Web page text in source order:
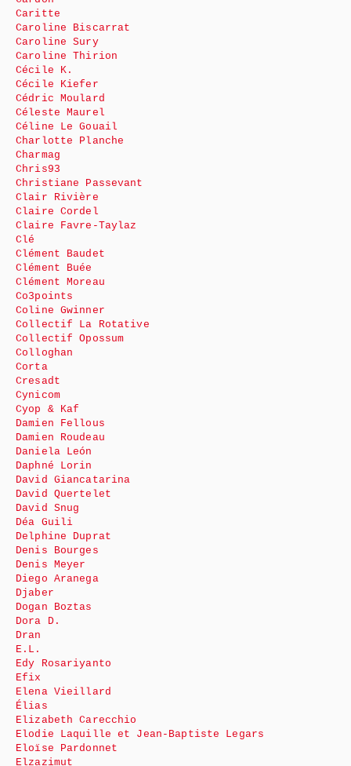
Caritte
Caroline Biscarrat
Caroline Sury
Caroline Thirion
Cécile K.
Cécile Kiefer
Cédric Moulard
Céleste Maurel
Céline Le Gouail
Charlotte Planche
Charmag
Chris93
Christiane Passevant
Clair Rivière
Claire Cordel
Claire Favre-Taylaz
Clé
Clément Baudet
Clément Buée
Clément Moreau
Co3points
Coline Gwinner
Collectif La Rotative
Collectif Opossum
Colloghan
Corta
Cresadt
Cynicom
Cyop & Kaf
Damien Fellous
Damien Roudeau
Daniela León
Daphné Lorin
David Giancatarina
David Quertelet
David Snug
Déa Guili
Delphine Duprat
Denis Bourges
Denis Meyer
Diego Aranega
Djaber
Dogan Boztas
Dora D.
Dran
E.L.
Edy Rosariyanto
Efix
Elena Vieillard
Élias
Elizabeth Carecchio
Elodie Laquille et Jean-Baptiste Legars
Eloïse Pardonnet
Elzazimut